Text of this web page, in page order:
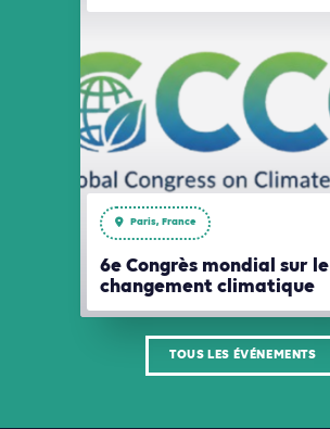
Paris, France
6e Congrès mondial sur le
changement climatique
TOUS LES ÉVÉNEMENTS